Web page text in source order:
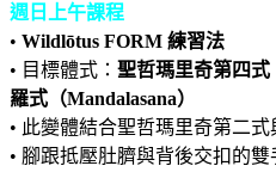
週日上午課程
• Wildlōtus FORM 練習法
• 目標體式： 聖哲瑪里奇第四
羅式（Mandalasana）
• 此變體結合聖哲瑪里奇第二
• 腳跟抵壓肚臍與背後交扣的